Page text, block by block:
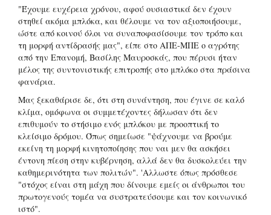
"Έχουμε ευχέρεια χρόνου, αφού ουσιαστικά δεν έχουν
στηθεί ακόμα μπλόκα, και θέλουμε να τον αξιοποιήσουμε,
ώστε από κοινού όλοι να συναποφασίσουμε τον τρόπο και
τη μορφή αντίδρασής μας", είπε στο ΑΠΕ-ΜΠΕ ο αγρότης
από την Επανομή, Βασίλης Μαυροσκάς, που πέρυσι ήταν
μέλος της συντονιστικής επιτροπής στο μπλόκο στα πράσινα
φανάρια.
Μας ξεκαθάρισε δε, ότι στη συνάντηση, που έγινε σε καλό
κλίμα, ομόφωνα οι συμμετέχοντες δήλωσαν ότι δεν
επιθυμούν το στήσιμο ενός μπλόκου με προοπτική το
κλείσιμο δρόμου. Όπως σημείωσε "ψάχνουμε να βρούμε
εκείνη τη μορφή κινητοποίησης που ναι μεν θα ασκήσει
έντονη πίεση στην κυβέρνηση, αλλά δεν θα δυσκολεύει την
καθημερινότητα των πολιτών". 'Αλλωστε όπως πρόσθεσε
"στόχος είναι στη μάχη που δίνουμε εμείς οι άνθρωποι του
πρωτογενούς τομέα να συστρατεύσουμε και τον κοινωνικό
ιστό".